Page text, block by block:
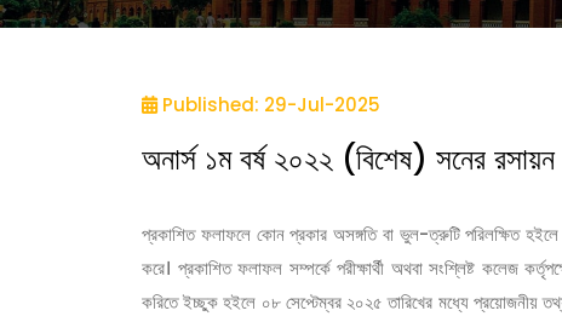
Published: 29-Jul-2025
অনার্স ১ম বর্ষ ২০২২ (বিশেষ) সনের
প্রকাশিত ফলাফলে কোন প্রকার অসঙ্গতি বা ভুল-ত্রুটি পরিলক্ষিত হইলে
করে। প্রকাশিত ফলাফল সম্পর্কে পরীক্ষার্থী অথবা সংশ্লিষ্ট কলেজ
করিতে ইচ্ছুক হইলে ০৮ সেপ্টেম্বর ২০২৫ তারিখের মধ্যে প্রয়োজনীয়